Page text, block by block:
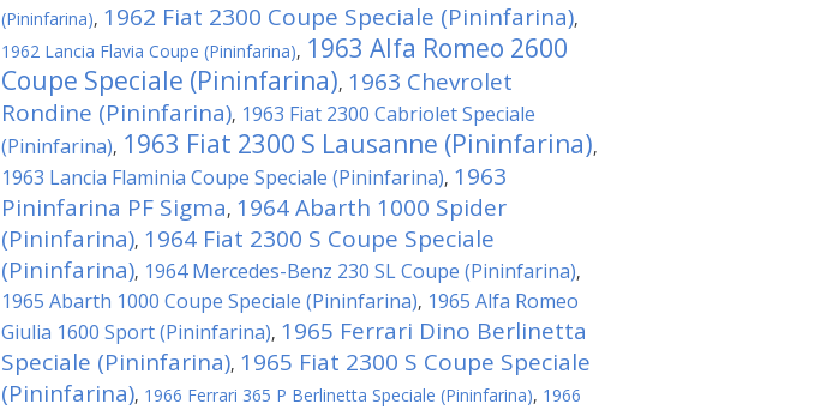
(Pininfarina), 1962 Fiat 2300 Coupe Speciale (Pininfarina),
1962 Lancia Flavia Coupe (Pininfarina), 1963 Alfa Romeo 2600
Coupe Speciale (Pininfarina), 1963 Chevrolet
Rondine (Pininfarina), 1963 Fiat 2300 Cabriolet Speciale
(Pininfarina), 1963 Fiat 2300 S Lausanne (Pininfarina),
1963 Lancia Flaminia Coupe Speciale (Pininfarina), 1963
Pininfarina PF Sigma, 1964 Abarth 1000 Spider
(Pininfarina), 1964 Fiat 2300 S Coupe Speciale
(Pininfarina), 1964 Mercedes-Benz 230 SL Coupe (Pininfarina),
1965 Abarth 1000 Coupe Speciale (Pininfarina), 1965 Alfa Romeo
Giulia 1600 Sport (Pininfarina), 1965 Ferrari Dino Berlinetta
Speciale (Pininfarina), 1965 Fiat 2300 S Coupe Speciale
(Pininfarina), 1966 Ferrari 365 P Berlinetta Speciale (Pininfarina), 1966